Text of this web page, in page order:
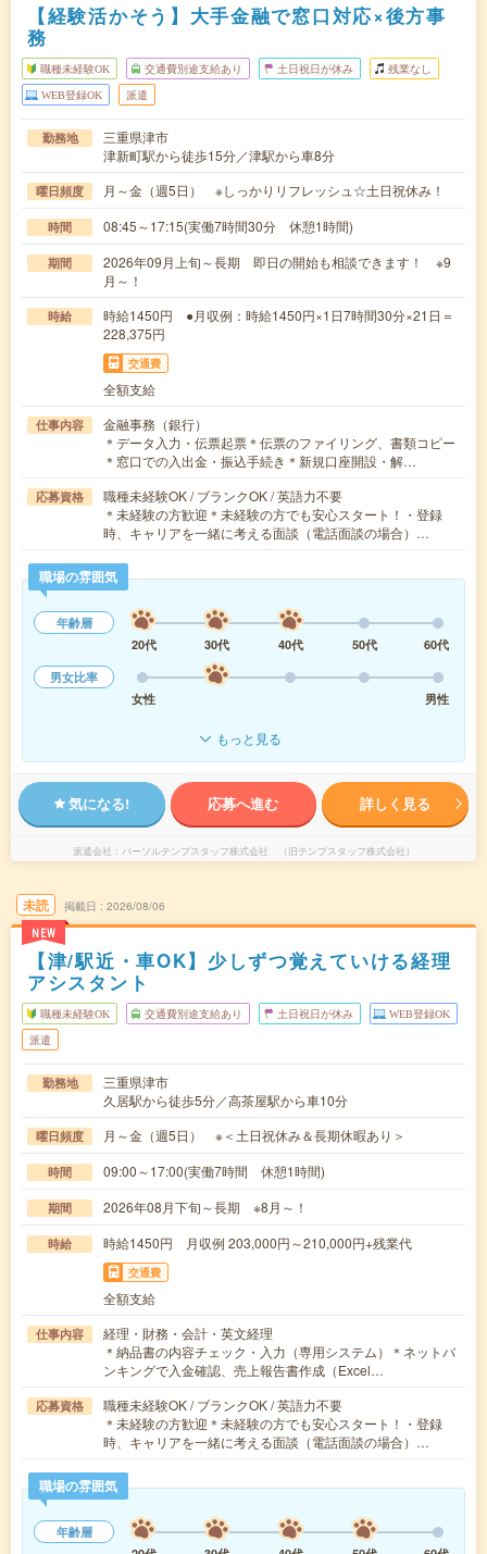
【経験活かそう】大手金融で窓口対応×後方事
務
職種未経験OK 交通費別途支給あり 土日祝日が休み 残業なし
WEB登録OK 派遣
勤務地
三重県津市
津新町駅から徒歩15分／津駅から車8分
曜日頻度 月～金（週5日） ※しっかりリフレッシュ☆土日祝休み！
時間 08:45～17:15(実働7時間30分 休憩1時間)
期間
2026年09月上旬～長期 即日の開始も相談できます！ ※9
月～！
時給
時給1450円 ●月収例：時給1450円×1日7時間30分×21日＝
228,375円
交通費
全額支給
仕事内容
金融事務（銀行）
＊データ入力・伝票起票＊伝票のファイリング、書類コピー
＊窓口での入出金・振込手続き＊新規口座開設・解…
応募資格
職種未経験OK / ブランクOK / 英語力不要
＊未経験の方歓迎＊未経験の方でも安心スタート！・登録
時、キャリアを一緒に考える面談（電話面談の場合）…
職場の雰囲気
年齢層
20代
30代 40代 50代
60代
男女比率
女性
男性
もっと見る
気になる! 応募へ進む 詳しく見る
派遣会社 パーソルテンプスタッフ株式会社 （旧テンプスタッフ株式会社）
未読
NEW
掲載日 2026/08/06
【津/駅近・車OK】少しずつ覚えていける経理
アシスタント
職種未経験OK 交通費別途支給あり 土日祝日が休み WEB登録OK
派遣
勤務地
三重県津市
久居駅から徒歩5分／高茶屋駅から車10分
曜日頻度 月～金（週5日） ※＜土日祝休み＆長期休暇あり＞
時間 09:00～17:00(実働7時間 休憩1時間)
期間 2026年08月下旬～長期 ※8月～！
時給 時給1450円 月収例 203,000円～210,000円+残業代
交通費
全額支給
仕事内容
経理・財務・会計・英文経理
＊納品書の内容チェック・入力（専用システム）＊ネットバ
ンキングで入金確認、売上報告書作成（Excel…
応募資格
職種未経験OK / ブランクOK / 英語力不要
＊未経験の方歓迎＊未経験の方でも安心スタート！・登録
時、キャリアを一緒に考える面談（電話面談の場合）…
職場の雰囲気
年齢層